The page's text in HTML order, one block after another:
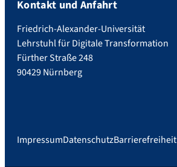
Kontakt und Anfahrt
Friedrich-Alexander-Universität
Lehrstuhl für Digitale Transformation
Fürther Straße 248
90429 Nürnberg
ImpressumDatenschutzBarrierefreiheit